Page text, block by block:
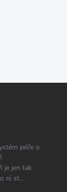
péče o
je jen tak
ni st...